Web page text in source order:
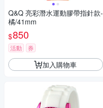
Q&Q 亮彩潛水運動膠帶指針款-
橘/41mm
$850
活動 券
加入購物車